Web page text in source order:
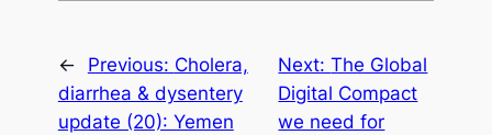
← Previous: Cholera,
diarrhea & dysentery
update (20): Yemen
Next:The Global
Digital Compact
we need for